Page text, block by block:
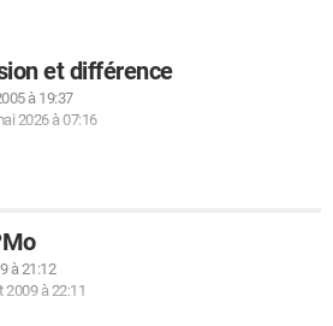
et différence
à 19:37
2026 à 07:16
à 21:12
2009 à 22:11